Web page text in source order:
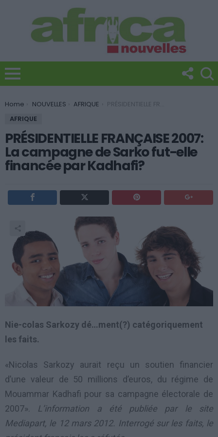
You are here:
Home NOUVELLES AFRIQUE
PRÉSIDENTIELLE FRANÇAISE 2007: La campagne de Sarko fut-elle financée par Kadhafi?
AFRIQUE
PRÉSIDENTIELLE FRANÇAISE 2007:
La campagne de Sarko fut-elle
financée par Kadhafi?
Nie-colas Sarkozy dé…ment(?) catégoriquement
les faits.
«Nicolas Sarkozy aurait reçu un soutien financier
d’une valeur de 50 millions d’euros, du régime de
Mouammar Kadhafi pour sa campagne électorale de
2007». L’information a été publiée par le site
Mediapart, le 12 mars 2012. Interrogé sur les faits, le